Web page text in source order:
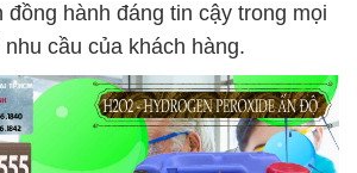
hành đáng tin cậy trong mọi
cầu của khách hàng.